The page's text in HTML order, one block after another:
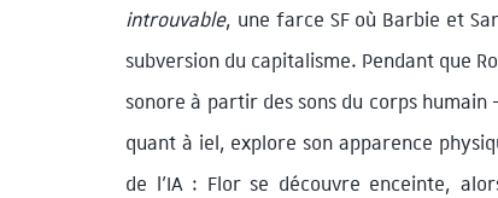
introuvable, une farce SF où Barbie et
subversion du capitalisme. Pendant que
sonore à partir des sons du corps
quant à iel, explore son apparence
de l’IA : Flor se découvre enceinte,